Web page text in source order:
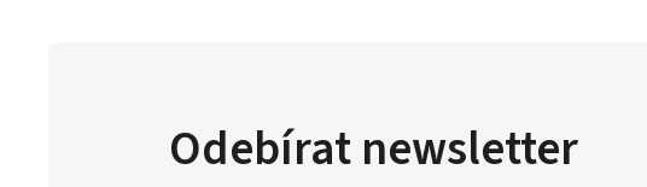
Odebírat newsletter